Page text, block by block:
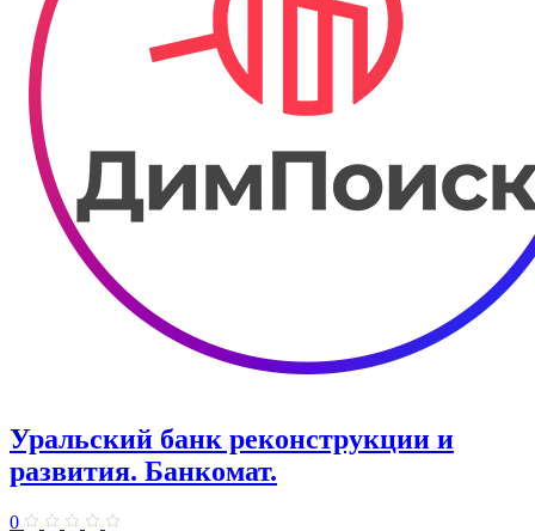
Уральский банк реконструкции и
развития. Банкомат.
0